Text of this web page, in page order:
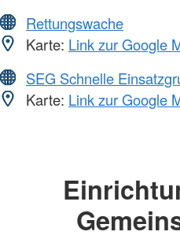
Rettungswache
Karte: Link zur Google
SEG Schnelle
Karte: Link zur Google